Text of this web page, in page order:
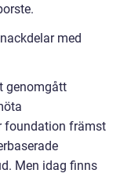
med
genomgått
foundation främst
Men idag finns